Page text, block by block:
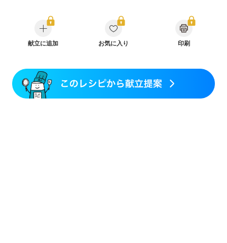
糖尿病性腎症（第１期）
糖尿病性腎症（第２期）
糖尿病性腎症（第３期）
CKD（ステージ１）
CKD（ステージ２）
CKD（ステージ３a）
乳がん治療を終えた方・経過観察中の方など
胃がん治療を終えた方・経過観察中の方
大腸がん治療を終えた方・経過観察中の方
献立に追加 お気に入り 印刷